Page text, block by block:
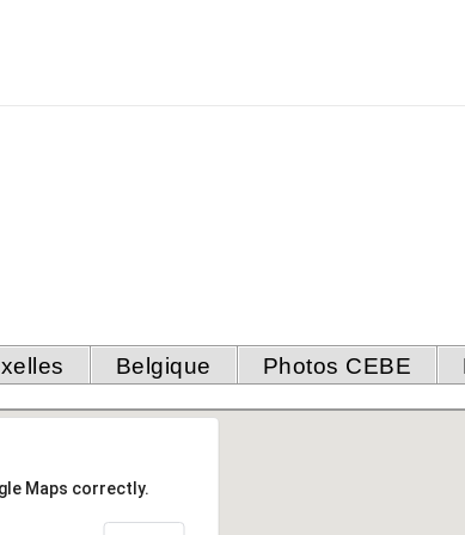
Belgique Photos CEBE